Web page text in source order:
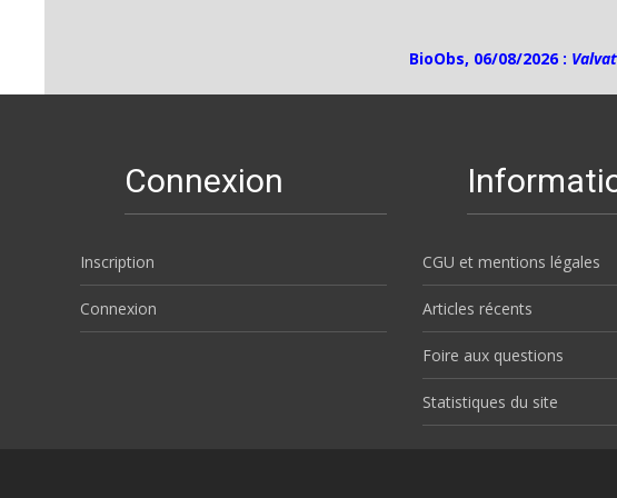
BioObs, 06/08/2026 :
Connexion
Inscription
Connexion
CGU et mentions légales
Articles récents
Foire aux questions
Statistiques du site